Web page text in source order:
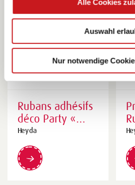
Alle Cookies
Auswahl
Nur notwendige
Rubans adhésifs
déco Party «
Guirlande » |
bigarré
Heyda